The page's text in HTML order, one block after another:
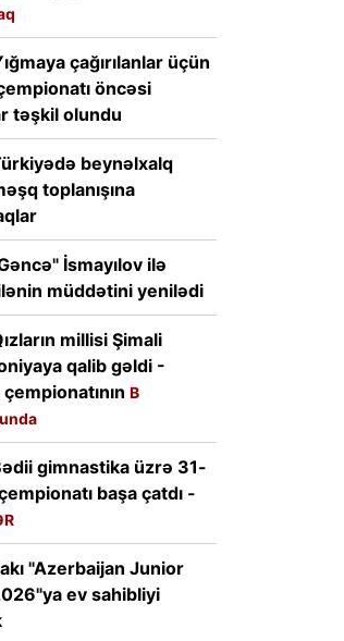
çağırılanlar üçün
öncəsi
təşkil olundu
beynəlxalq
toplanışına
İsmayılov ilə
müddətini yenilədi
millisi Şimali
qalib gəldi -
B
gimnastika üzrə 31-
başa çatdı -
"Azerbaijan Junior
ev sahibliyi